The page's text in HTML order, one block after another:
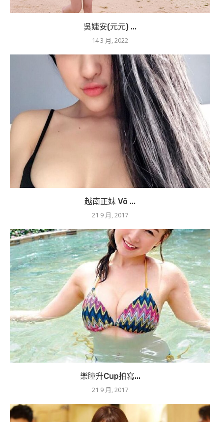
吳婕安(元元) ...
14 3 月, 2022
越南正妹 Võ ...
21 9 月, 2017
樂瞳升Cup拍寫...
21 9 月, 2017